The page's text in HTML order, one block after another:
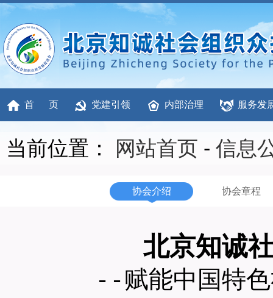
首 页 党建引领 内部治理 服务发
当前位置： 网站首页 - 信息
协会介绍 协会章程
北京知诚
--赋能中国特